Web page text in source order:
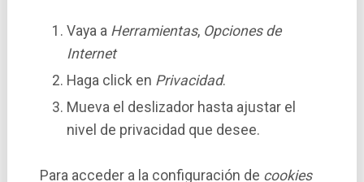
Vaya a Herramientas, Opciones de
Internet
Haga click en Privacidad.
Mueva el deslizador hasta ajustar el
nivel de privacidad que desee.
Para acceder a la configuración de cookies